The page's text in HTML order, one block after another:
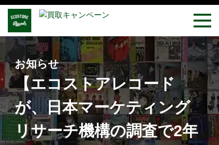
お知らせ
【エコストアレコード
が、日本マーケティング
リサーチ機構の調査で2年